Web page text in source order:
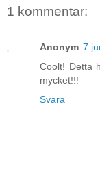
1 kommentar:
Anonym 7
Coolt! Detta
mycket!!!
Svara